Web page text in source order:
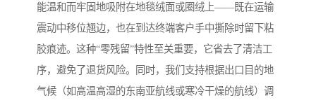
能温和而牢固地吸附在地毯绒面或圈绒上——既在运输
震动中移位翘边，也在到达终端客户手中撕除时留下粘
胶痕迹。这种“零残留”特性至关重要，它省去了清洁工
序，避免了退货风险。同时，我们支持根据出口目的地
气候（如高温高湿的东南亚航线或寒冷干燥的航线）调